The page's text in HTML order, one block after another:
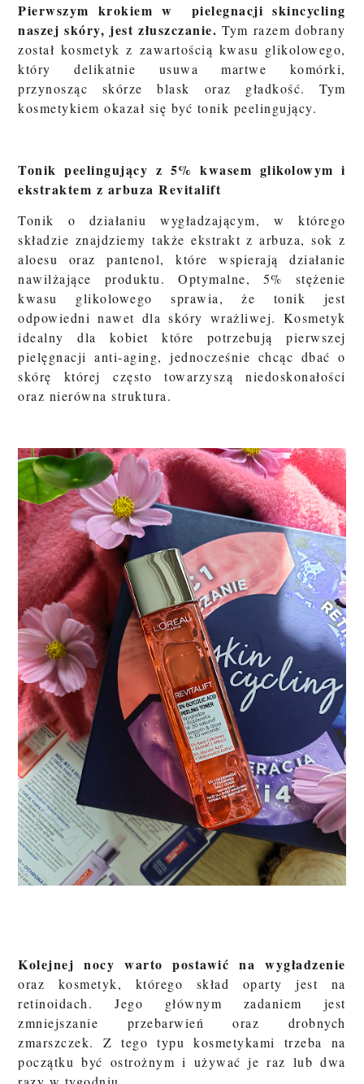
Pierwszym krokiem w pielegnacji skincycling
naszej skóry, jest złuszczanie. Tym razem dobrany
został kosmetyk z zawartością kwasu glikolowego,
który delikatnie usuwa martwe komórki,
przynosząc skórze blask oraz gładkość. Tym
kosmetykiem okazał się być tonik peelingujący.
Tonik peelingujący z 5% kwasem glikolowym i
ekstraktem z arbuza Revitalift
Tonik o działaniu wygładzającym, w którego
składzie znajdziemy także ekstrakt z arbuza, sok z
aloesu oraz pantenol, które wspierają działanie
nawilżające produktu. Optymalne, 5% stężenie
kwasu glikolowego sprawia, że tonik jest
odpowiedni nawet dla skóry wrażliwej. Kosmetyk
idealny dla kobiet które potrzebują pierwszej
pielęgnacji anti-aging, jednocześnie chcąc dbać o
skórę której często towarzyszą niedoskonałości
oraz nierówna struktura.
Kolejnej nocy warto postawić na wygładzenie
oraz kosmetyk, którego skład oparty jest na
retinoidach. Jego głównym zadaniem jest
zmniejszanie przebarwień oraz drobnych
zmarszczek. Z tego typu kosmetykami trzeba na
początku być ostrożnym i używać je raz lub dwa